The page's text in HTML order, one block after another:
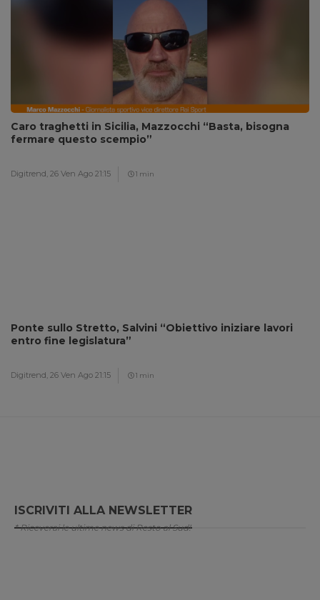
Caro traghetti in Sicilia, Mazzocchi “Basta, bisogna
fermare questo scempio”
Digitrend, 26 Ven Ago 21:15 1 min
Ponte sullo Stretto, Salvini “Obiettivo iniziare lavori
entro fine legislatura”
Digitrend, 26 Ven Ago 21:15 1 min
ISCRIVITI ALLA NEWSLETTER
* Riceverai le ultime news di Resto al Sud!